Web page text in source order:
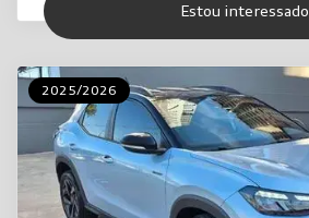
Estou interessado
2025/2026